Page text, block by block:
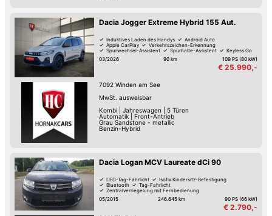
Dacia Jogger Extreme Hybrid 155 Aut.
Induktives Laden des Handys
Android Auto
Apple CarPlay
Verkehrszeichen-Erkennung
Spurwechsel-Assistent
Spurhalte-Assistent
Keyless Go
Reifendruck-Kontrolle
03/2026 90 km 109 PS (80 kW)
€ 25.990,-
7092 Winden am See
MwSt. ausweisbar
Kombi| Jahreswagen
5 Türen
Automatik| Front-Antrieb
Grau Sandstone - metallic
Benzin-Hybrid
Dacia Logan MCV Laureate dCi 90
LED-Tag-Fahrlicht
Isofix Kindersitz-Befestigung
Bluetooth
Tag-Fahrlicht
Zentralverriegelung mit Fernbedienung
Zentralverriegelung
05/2015 246.645 km 90 PS (66 kW)
€ 2.790,-